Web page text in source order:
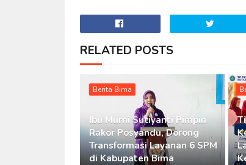
RELATED POSTS
Berita Bima
Ibu Murni Suciyanti Pimpin
Rakor Posyandu, Dorong
Transformasi Layanan 6 SPM
di Kabupaten Bima